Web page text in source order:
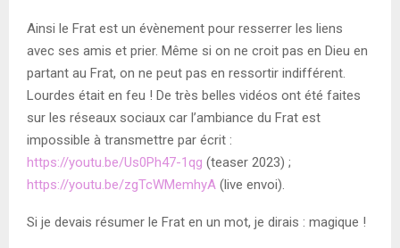
Ainsi le Frat est un évènement pour resserrer les liens
avec ses amis et prier. Même si on ne croit pas en Dieu en
partant au Frat, on ne peut pas en ressortir indifférent.
Lourdes était en feu ! De très belles vidéos ont été faites
sur les réseaux sociaux car l’ambiance du Frat est
impossible à transmettre par écrit :
https://youtu.be/Us0Ph47-1qg (teaser 2023) ;
https://youtu.be/zgTcWMemhyA (live envoi).
Si je devais résumer le Frat en un mot, je dirais : magique !